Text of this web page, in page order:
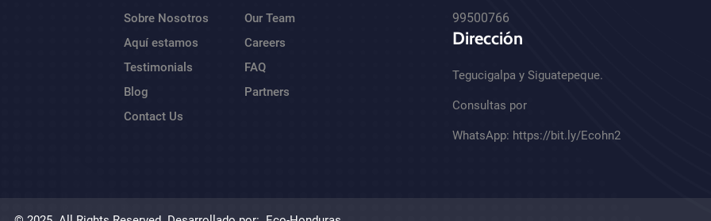
Sobre Nosotros
Aquí estamos
Testimonials
Blog
Contact Us
Our Team
Careers
FAQ
Partners
99500766
Dirección
Tegucigalpa y Siguatepeque.
Consultas por
WhatsApp: https://bit.ly/Ecohn2